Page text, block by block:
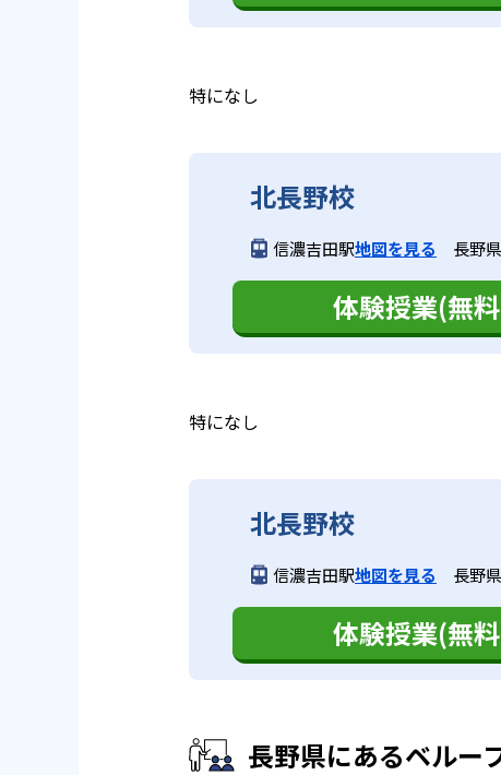
特になし
北長野校
信濃吉田駅地図を見る 長野
体験授業(無
特になし
北長野校
信濃吉田駅地図を見る 長野
体験授業(無
長野県にあるベルー